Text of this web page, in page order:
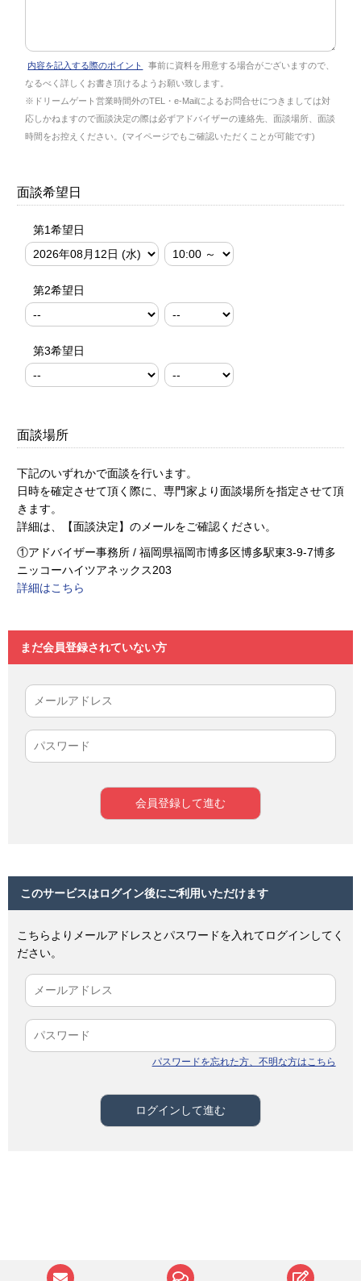
内容を記入する際のポイント
事前に資料を用意する場合がございますので、
なるべく詳しくお書き頂けるようお願い致します。
※ドリームゲート営業時間外のTEL・e-Mailによるお問合せにつきましては対
応しかねますので面談決定の際は必ずアドバイザーの連絡先、面談場所、面談
時間をお控えください。(マイページでもご確認いただくことが可能です)
面談希望日
第1希望日
第2希望日
第3希望日
面談場所
下記のいずれかで面談を行います。
日時を確定させて頂く際に、専門家より面談場所を指定させて頂
きます。
詳細は、【面談決定】のメールをご確認ください。
①アドバイザー事務所 / 福岡県福岡市博多区博多駅東3-9-7博多
ニッコーハイツアネックス203
詳細はこちら
まだ会員登録されていない方
このサービスはログイン後にご利用いただけます
こちらよりメールアドレスとパスワードを入れてログインしてく
ださい。
パスワードを忘れた方、不明な方はこちら